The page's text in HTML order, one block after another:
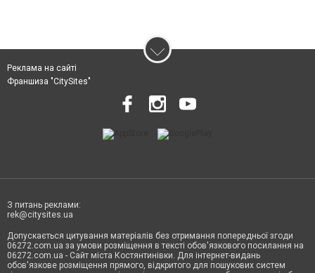
Реклама на сайті
Франшиза "CitySites"
З питань реклами:
rek@citysites.ua
Допускається цитування матеріалів без отримання попередньої згоди
06272.com.ua за умови розміщення в тексті обов'язкового посилання на
06272.com.ua - Сайт міста Костянтинівки. Для інтернет-видань
обов'язкове розміщення прямого, відкритого для пошукових систем